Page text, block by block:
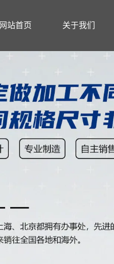
网站首页 关于我们